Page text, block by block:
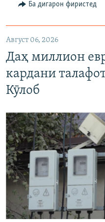
Ба дигарон фиристед
Август 06, 2026
Даҳ миллион
кардани
Кӯлоб